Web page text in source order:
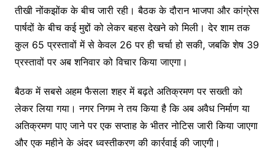
तीखी नोंकझोंक के बीच जारी रही। बैठक के दौरान भाजपा और कांग्रेस
पार्षदों के बीच कई मुद्दों को लेकर बहस देखने को मिली। देर शाम तक
कुल 65 प्रस्तावों में से केवल 26 पर ही चर्चा हो सकी, जबकि शेष 39
प्रस्तावों पर अब शनिवार को विचार किया जाएगा।
बैठक में सबसे अहम फैसला शहर में बढ़ते अतिक्रमण पर सख्ती को
लेकर लिया गया। नगर निगम ने तय किया है कि अब अवैध निर्माण या
अतिक्रमण पाए जाने पर एक सप्ताह के भीतर नोटिस जारी किया जाएगा
और एक महीने के अंदर ध्वस्तीकरण की कार्रवाई की जाएगी।